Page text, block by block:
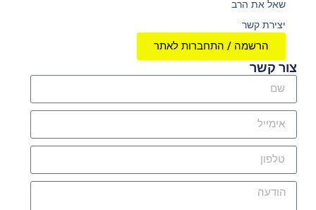
שאל את הרב
יצירת קשר
הרשמה / התחברות לאתר
צור קשר